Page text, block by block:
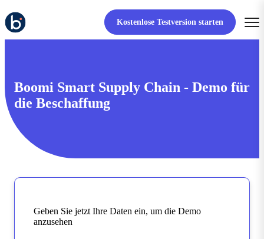
Kostenlose Testversion starten
Boomi Smart Supply Chain - Demo für
die Beschaffung
Geben Sie jetzt Ihre Daten ein, um die Demo
anzusehen